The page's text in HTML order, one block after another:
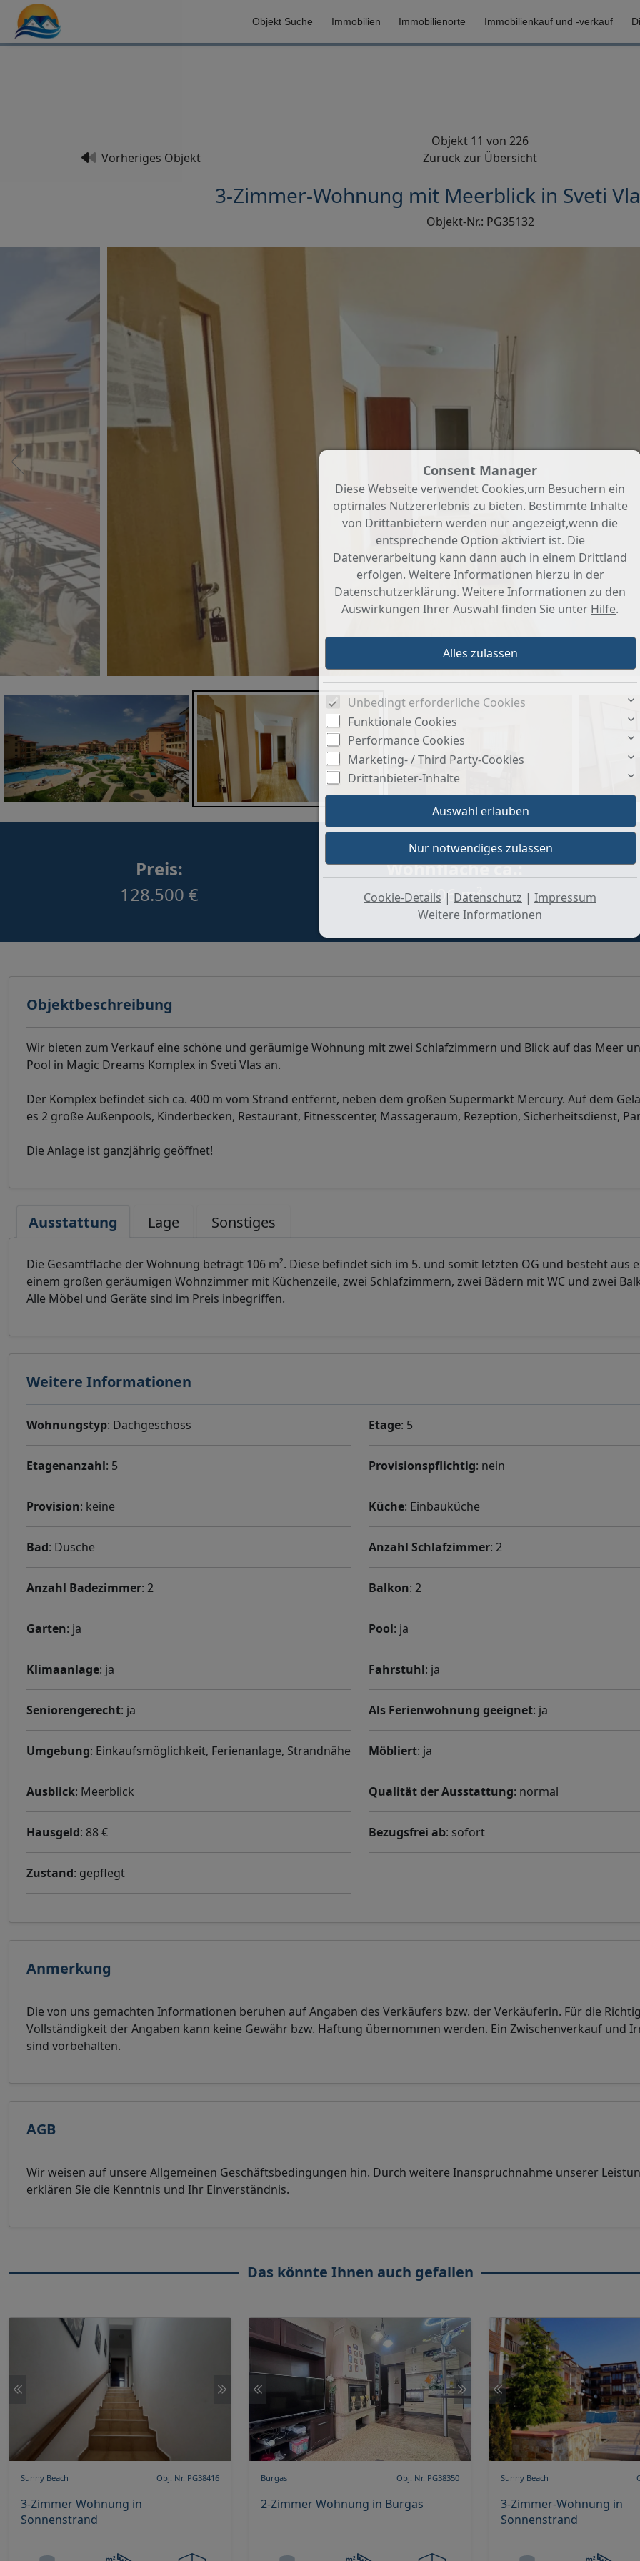
Objekt Suche Immobilien Immobilienorte Immobilienkauf und -verkauf
Objekt 11 von 226
Vorheriges Objekt Zurück zur Übersicht
3-Zimmer-Wohnung mit Meerblick in Sveti
Objekt-Nr.: PG35132
Preis:
128.500 €
Wohnfläche ca.:
106 m²
Objektbeschreibung
Wir bieten zum Verkauf eine schöne und geräumige Wohnung mit zwei Schlafzimmern und Blick auf das Meer
Pool in Magic Dreams Komplex in Sveti Vlas an.
Der Komplex befindet sich ca. 400 m vom Strand entfernt, neben dem großen Supermarkt Mercury. Auf dem
es 2 große Außenpools, Kinderbecken, Restaurant, Fitnesscenter, Massageraum, Rezeption, Sicherheitsdienst,
Die Anlage ist ganzjährig geöffnet!
Ausstattung Lage Sonstiges
Die Gesamtfläche der Wohnung beträgt 106 m². Diese befindet sich im 5. und somit letzten OG und besteht aus
einem großen geräumigen Wohnzimmer mit Küchenzeile, zwei Schlafzimmern, zwei Bädern mit WC und zwei
Alle Möbel und Geräte sind im Preis inbegriffen.
Weitere Informationen
Wohnungstyp: Dachgeschoss Etage: 5
Etagenanzahl: 5 Provisionspflichtig: nein
Provision: keine Küche: Einbauküche
Bad: Dusche Anzahl Schlafzimmer: 2
Anzahl Badezimmer: 2 Balkon: 2
Garten: ja Pool: ja
Klimaanlage: ja Fahrstuhl: ja
Seniorengerecht: ja Als Ferienwohnung geeignet: ja
Umgebung: Einkaufsmöglichkeit, Ferienanlage, Strandnähe Möbliert: ja
Ausblick: Meerblick Qualität der Ausstattung: normal
Hausgeld: 88 € Bezugsfrei ab: sofort
Zustand: gepflegt
Anmerkung
Die von uns gemachten Informationen beruhen auf Angaben des Verkäufers bzw. der Verkäuferin. Für die
Vollständigkeit der Angaben kann keine Gewähr bzw. Haftung übernommen werden. Ein Zwischenverkauf und
sind vorbehalten.
AGB
Wir weisen auf unsere Allgemeinen Geschäftsbedingungen hin. Durch weitere Inanspruchnahme unserer
erklären Sie die Kenntnis und Ihr Einverständnis.
Das könnte Ihnen auch gefallen
Sunny Beach Obj. Nr. PG38416
3-Zimmer Wohnung in
Sonnenstrand
Burgas Obj. Nr. PG38350
2-Zimmer Wohnung in Burgas
Sunny Beach
3-Zimmer-Wohnung in
Sonnenstrand
Consent Manager
Diese Webseite verwendet Cookies,um Besuchern ein
optimales Nutzererlebnis zu bieten. Bestimmte Inhalte
von Drittanbietern werden nur angezeigt,wenn die
entsprechende Option aktiviert ist. Die
Datenverarbeitung kann dann auch in einem Drittland
erfolgen. Weitere Informationen hierzu in der
Datenschutzerklärung. Weitere Informationen zu den
Auswirkungen Ihrer Auswahl finden Sie unter Hilfe.
Unbedingt erforderliche Cookies
Funktionale Cookies
Performance Cookies
Marketing- / Third Party-Cookies
Drittanbieter-Inhalte
Cookie-Details | Datenschutz | Impressum
Weitere Informationen